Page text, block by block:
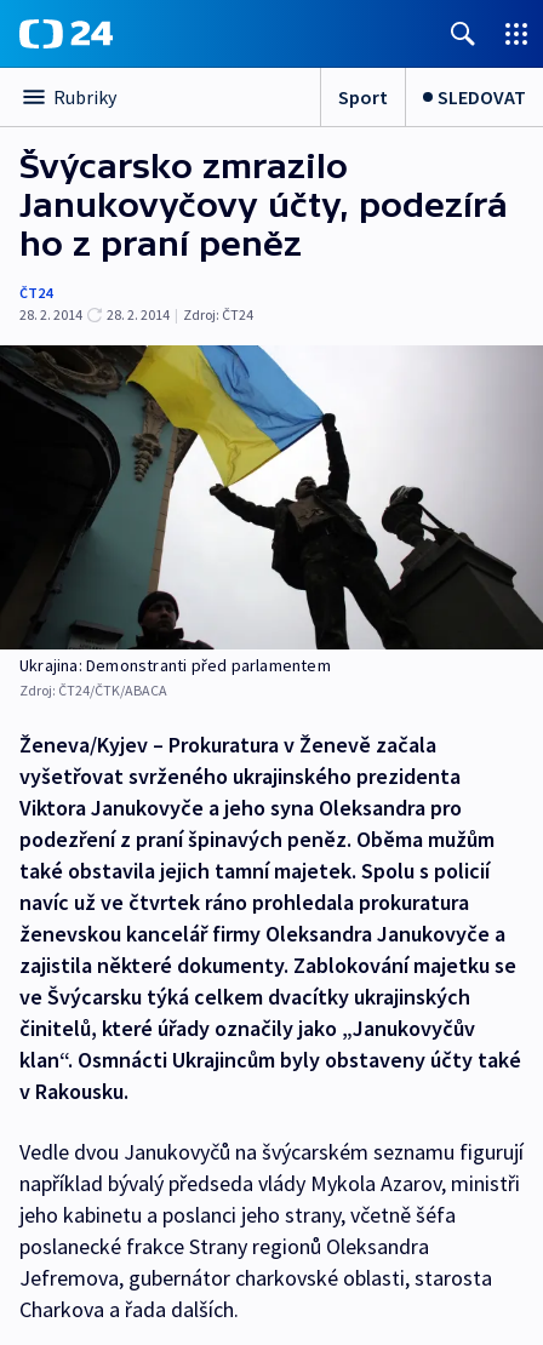
Rubriky Sport SLEDOVAT
Švýcarsko zmrazilo
Janukovyčovy účty, podezírá
ho z praní peněz
ČT24
28. 2. 2014
28. 2. 2014 | Zdroj: ČT24
Ukrajina: Demonstranti před parlamentem
Zdroj: ČT24/ČTK/ABACA
Ženeva/Kyjev – Prokuratura v Ženevě začala
vyšetřovat svrženého ukrajinského prezidenta
Viktora Janukovyče a jeho syna Oleksandra pro
podezření z praní špinavých peněz. Oběma mužům
také obstavila jejich tamní majetek. Spolu s policií
navíc už ve čtvrtek ráno prohledala prokuratura
ženevskou kancelář firmy Oleksandra Janukovyče a
zajistila některé dokumenty. Zablokování majetku se
ve Švýcarsku týká celkem dvacítky ukrajinských
činitelů, které úřady označily jako „Janukovyčův
klan“. Osmnácti Ukrajincům byly obstaveny účty také
v Rakousku.
Vedle dvou Janukovyčů na švýcarském seznamu figurují
například bývalý předseda vlády Mykola Azarov, ministři
jeho kabinetu a poslanci jeho strany, včetně šéfa
poslanecké frakce Strany regionů Oleksandra
Jefremova, gubernátor charkovské oblasti, starosta
Charkova a řada dalších.